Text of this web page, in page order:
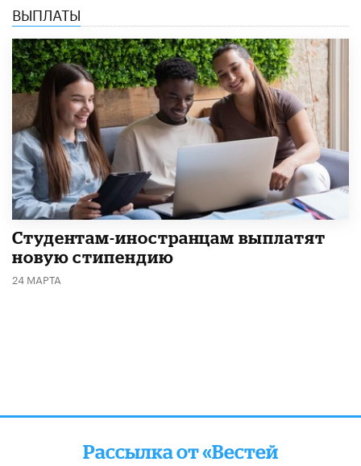
ВЫПЛАТЫ
Студентам-иностранцам выплатят
новую стипендию
24 МАРТА
Рассылка от «Вестей